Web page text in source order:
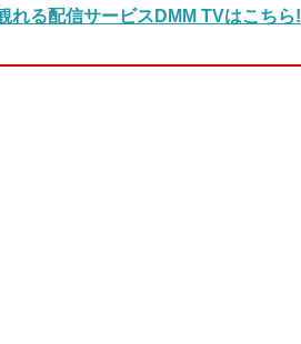
れる配信サービスDMM TVはこちら!